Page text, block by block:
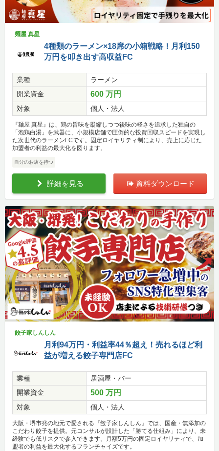
麺屋 真星
4種類のラーメン×18席の小箱戦略！月利150
万円を叩き出す高収益FC
業種
ラーメン
開業資金
600 万円
対象 個人・法人
『麺屋 真星』は、鶏の旨味を凝縮しつつ後味の軽さを追求した独自の
「泡鶏白湯」を武器に、小規模店舗で圧倒的な投資回収スピードを実現し
た次世代のラーメンFCです。固定ロイヤリティ制により、売上に応じた
加盟者の利益の最大化を図ります。
自分のお店を持つ
詳細を見る 資料ダウンロード
餃子家しんしん
月利94万円・利益率44％超え！売れるほど利
益が増える餃子専門店FC
業種
居酒屋・バー
開業資金
500 万円
対象 個人・法人
大阪・堺市発の地元で愛される『餃子家しんしん』では、国産・無添加の
こだわり餃子を提供。元コンサルが設計した「勝てる仕組み」により、未
経験でも低リスクで参入できます。月額5万円の固定ロイヤリティで、加
盟者の利益を最大化するフランチャイズです。